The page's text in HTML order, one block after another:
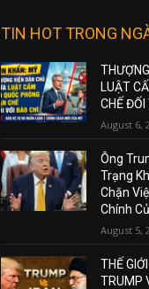
TIN HOT TRONG
LUẬT
CHẾ ĐỐI
August 6,
Ông
Trạng
Chặn
Chính
August 5,
THẾ
TRUMP